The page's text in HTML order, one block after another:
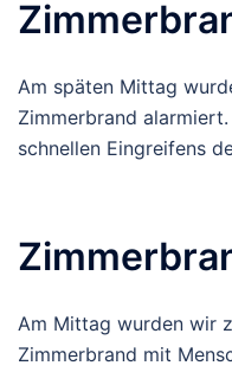
Am späten Mittag
Zimmerbrand
schnellen Eingreifens
Am Mittag wurden wir
Zimmerbrand mit